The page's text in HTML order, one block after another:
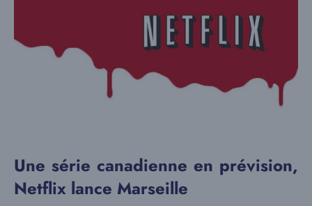
Une série canadienne en prévision,
Netflix lance Marseille